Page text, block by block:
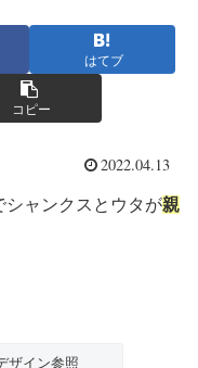
はてブ
コピー
2022.04.13
シャンクスとウタが親
ザイン参照